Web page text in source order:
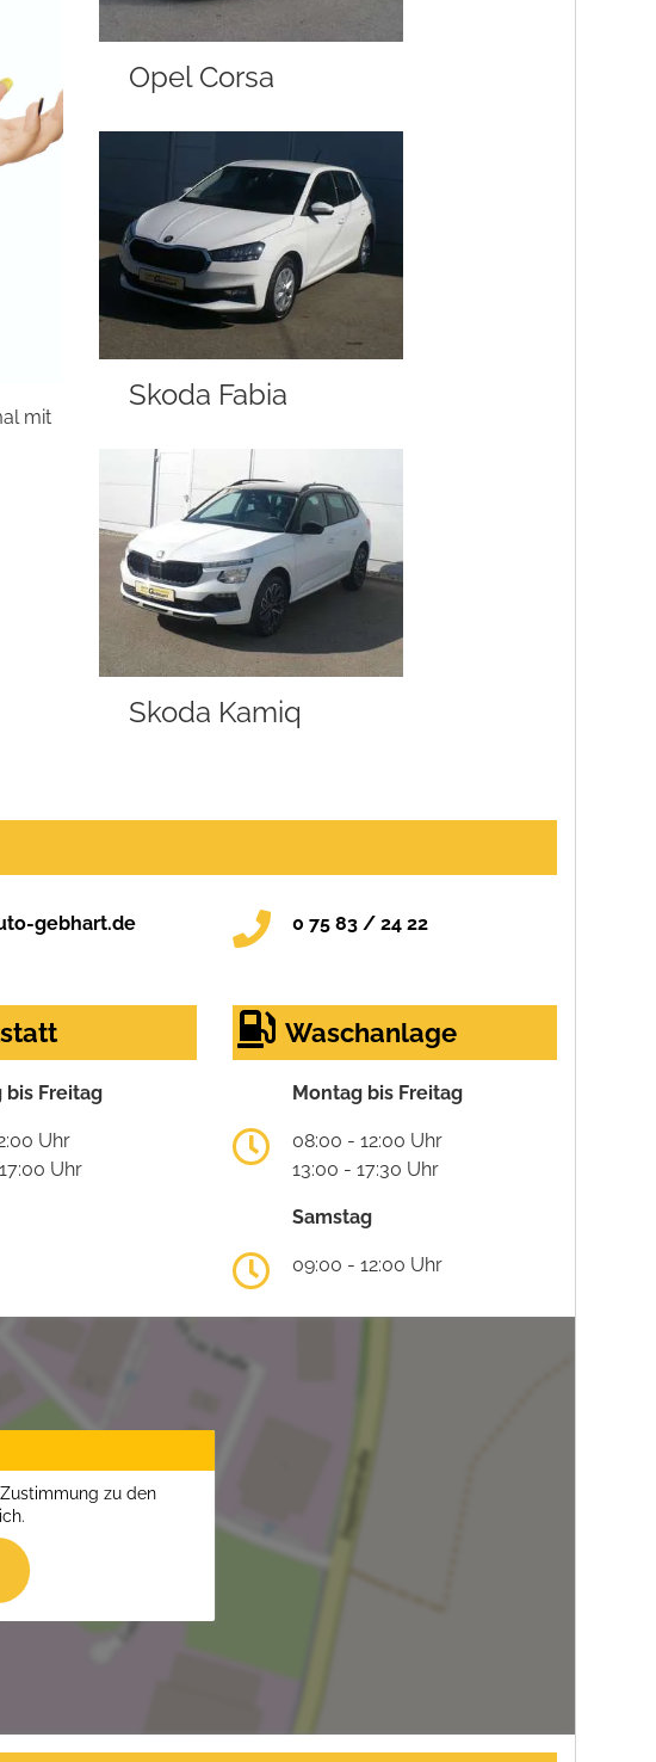
mit
Opel Corsa
Skoda Fabia
Skoda Kamiq
gebhart.de 0 75 83 / 24 22
bis Freitag
Uhr
Uhr
Waschanlage
Montag bis Freitag
08:00 - 12:00 Uhr
13:00 - 17:30 Uhr
Samstag
09:00 - 12:00 Uhr
zu den